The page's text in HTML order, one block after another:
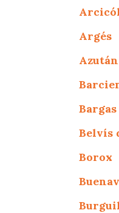
Argés
Azután
Bargas
Belvís
Borox